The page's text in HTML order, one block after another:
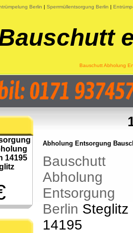
Berlin | Sperrmüllentsorgung Berlin |
Bauschutt Abholung
14195
Abholung Entsorgung
Bauschutt
Abholung
Entsorgung
Berlin Steglitz
14195